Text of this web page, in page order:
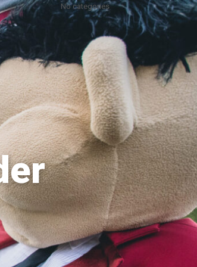
No categories